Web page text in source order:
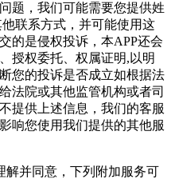
题，我们可能需要您提供姓
联系方式，并可能使用这
的是侵权投诉，本APP还会
授权委托、权属证明,以明
您的投诉是否成立如根据法
法院或其他监管机构或者司
提供上述信息，我们的客服
响您使用我们提供的其他服
解并同意，下列附加服务可